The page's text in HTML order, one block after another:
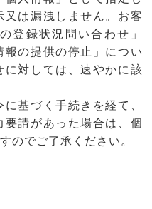
は漏洩しません。お客
登録状況問い合わせ」
報の提供の停止」につい
に対しては、速やかに該
基づく手続きを経て、
請があった場合は、個
のでご了承ください。